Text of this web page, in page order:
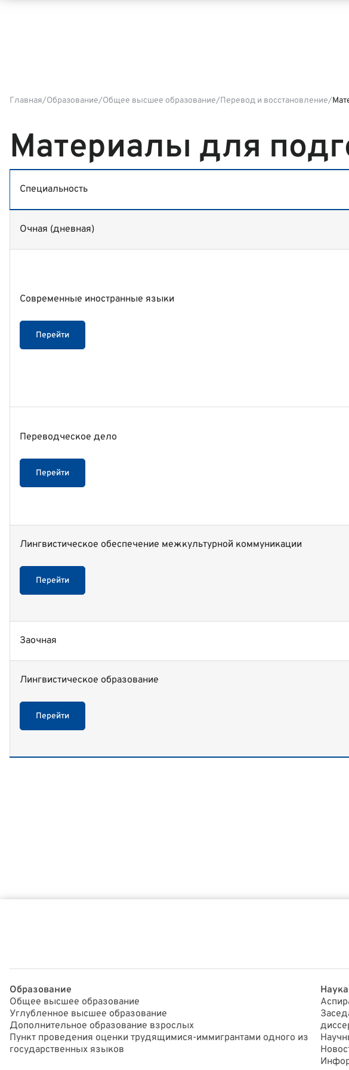
Главная Образование Общее высшее образование Перевод и восстановление
Материалы для
Специальность
Очная (дневная)
Современные иностранные языки
Перейти
Переводческое дело
Перейти
Лингвистическое обеспечение межкультурной коммуникации
Перейти
Заочная
Лингвистическое образование
Перейти
Образование
Общее высшее образование
Углубленное высшее образование
Дополнительное образование взрослых
Пункт проведения оценки трудящимися-иммигрантами одного из
государственных языков
Наука